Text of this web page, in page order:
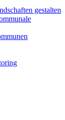
gestalten